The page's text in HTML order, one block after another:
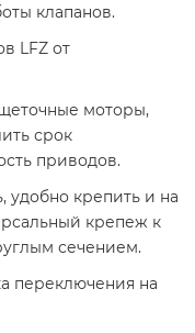
клапанов.
LFZ от
моторы,
срок
приводов.
удобно крепить и на
крепеж к
сечением.
переключения на